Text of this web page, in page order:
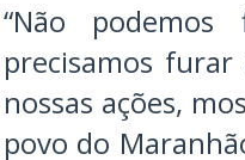
“Não
precisamos furar
nossas ações,
povo do